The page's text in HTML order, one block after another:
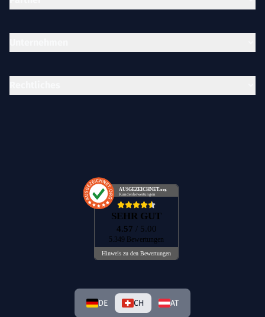
AUSGEZEICHNET.org
Kundenbewertungen
SEHR GUT
4.57 / 5.00
5.349 Bewertungen
Hinweis zu den Bewertungen
DE CH AT